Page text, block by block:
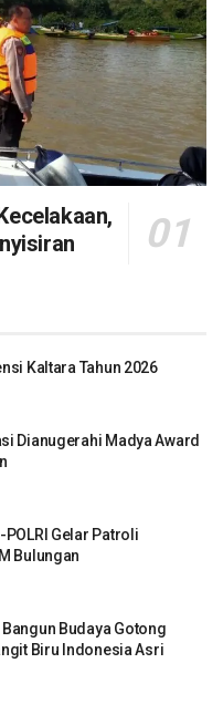
Kaltara Tahun 2026
Dianugerahi Madya Award
Gelar Patroli
Bulungan
Budaya Gotong
Biru Indonesia Asri